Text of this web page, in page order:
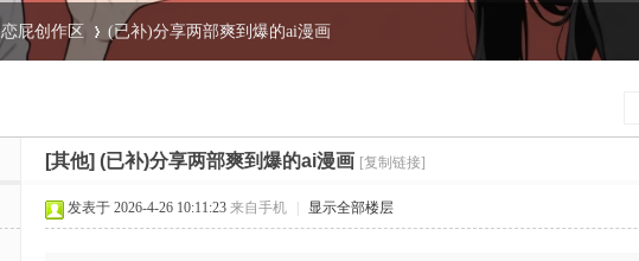
恋屁创作区
›
(已补)分享两部爽到爆的ai漫画
[其他] (已补)分享两部爽到爆的ai漫画 [复制链接]
发表于 2026-4-26 10:11:23 来自手机 显示全部楼层